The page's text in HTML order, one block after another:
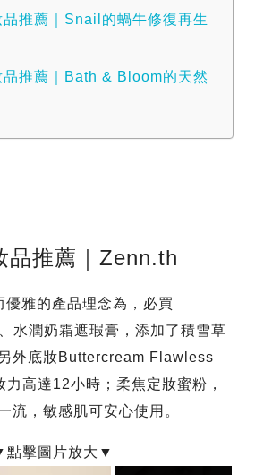
推薦｜Snail的蝸牛修復再生
品推薦｜Bath & Bloom的天然
品推薦｜Zenn.th
雅的產品理念為，必買
水潤奶霜遮瑕膏，添加了積雪草
外底妝Buttercream Flawless
高達12小時；柔焦定妝蜜粉，
流，敏感肌可安心使用。